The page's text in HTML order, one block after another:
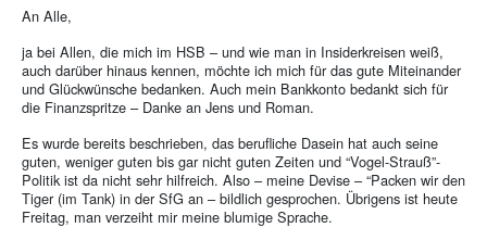
An Alle,
ja bei Allen, die mich im HSB – und wie man in Insiderkreisen weiß,
auch darüber hinaus kennen, möchte ich mich für das gute Miteinander
und Glückwünsche bedanken. Auch mein Bankkonto bedankt sich für
die Finanzspritze – Danke an Jens und Roman.
Es wurde bereits beschrieben, das berufliche Dasein hat auch seine
guten, weniger guten bis gar nicht guten Zeiten und “Vogel-Strauß”-
Politik ist da nicht sehr hilfreich. Also – meine Devise – “Packen wir den
Tiger (im Tank) in der SfG an – bildlich gesprochen. Übrigens ist heute
Freitag, man verzeiht mir meine blumige Sprache.